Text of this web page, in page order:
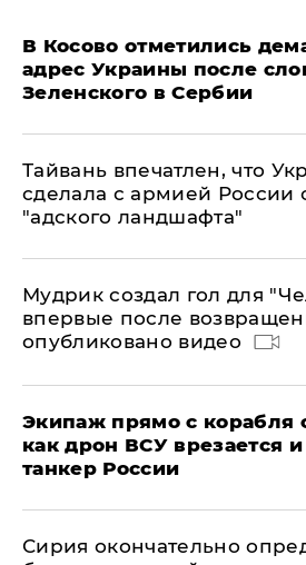
В Косово отметились
адрес Украины после
Зеленского в Сербии
Тайвань впечатлен, что
сделала с армией России
"адского ландшафта"
Мудрик создал гол для
впервые после
опубликовано видео
Экипаж прямо с корабля
как дрон ВСУ врезается
танкер России
Сирия окончательно